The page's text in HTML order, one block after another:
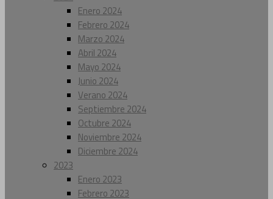
Enero 2024
Febrero 2024
Marzo 2024
Abril 2024
Mayo 2024
Junio 2024
Verano 2024
Septiembre 2024
Octubre 2024
Noviembre 2024
Diciembre 2024
2023
Enero 2023
Febrero 2023